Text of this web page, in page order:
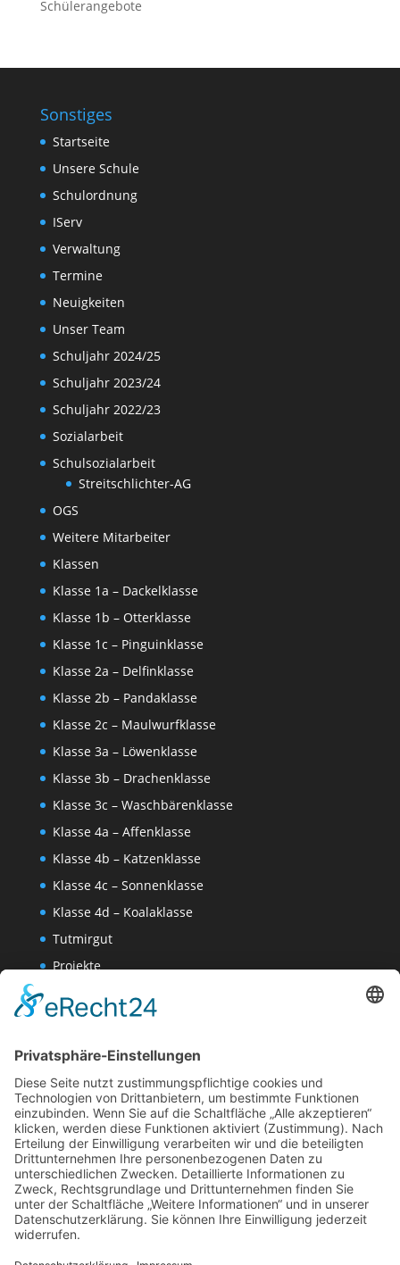
Schülerangebote
Sonstiges
Startseite
Unsere Schule
Schulordnung
IServ
Verwaltung
Termine
Neuigkeiten
Unser Team
Schuljahr 2024/25
Schuljahr 2023/24
Schuljahr 2022/23
Sozialarbeit
Schulsozialarbeit
Streitschlichter-AG
OGS
Weitere Mitarbeiter
Klassen
Klasse 1a – Dackelklasse
Klasse 1b – Otterklasse
Klasse 1c – Pinguinklasse
Klasse 2a – Delfinklasse
Klasse 2b – Pandaklasse
Klasse 2c – Maulwurfklasse
Klasse 3a – Löwenklasse
Klasse 3b – Drachenklasse
Klasse 3c – Waschbärenklasse
Klasse 4a – Affenklasse
Klasse 4b – Katzenklasse
Klasse 4c – Sonnenklasse
Klasse 4d – Koalaklasse
Tutmirgut
Projekte
Wissenschaften-AG
Datenschutzerklärung
Website Administration